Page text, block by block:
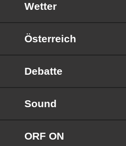
Wetter
Österreich
Debatte
Sound
ORF ON